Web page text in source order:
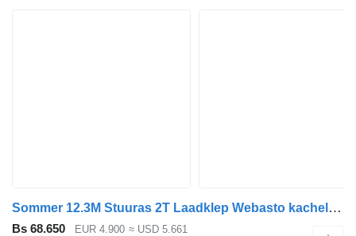
Sommer 12.3M Stuuras 2T Laadklep Webasto kachel NL Trailer APK/TUV 9-20
Bs 68.650 EUR 4.900 ≈ USD 5.661